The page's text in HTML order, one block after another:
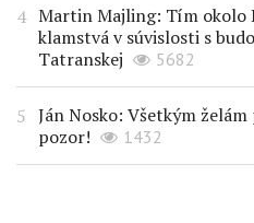
Martin Majling: Tím okolo
klamstvá v súvislosti s
Tatranskej
5682
Ján Nosko: Všetkým
pozor!
1432